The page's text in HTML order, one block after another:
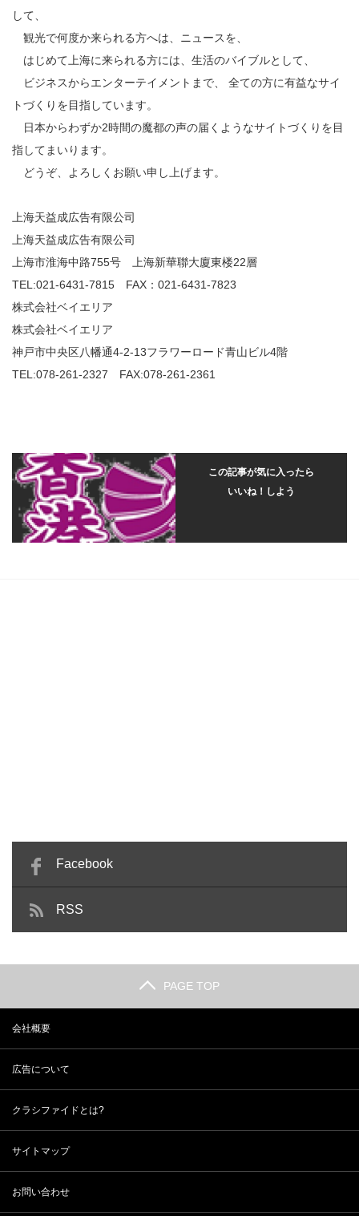
して、
観光で何度か来られる方へは、ニュースを、
はじめて上海に来られる方には、生活のバイブルとして、
ビジネスからエンターテイメントまで、 全ての方に有益なサイ
トづくりを目指しています。
日本からわずか2時間の魔都の声の届くようなサイトづくりを目
指してまいります。
どうぞ、よろしくお願い申し上げます。
上海天益成広告有限公司
上海天益成広告有限公司
上海市淮海中路755号 上海新華聯大廈東楼22層
TEL:021-6431-7815 FAX：021-6431-7823
株式会社ベイエリア
株式会社ベイエリア
神戸市中央区八幡通4-2-13フラワーロード青山ビル4階
TEL:078-261-2327 FAX:078-261-2361
この記事が気に入ったら
いいね！しよう
Facebook
RSS
PAGE TOP
会社概要
広告について
クラシファイドとは?
サイトマップ
お問い合わせ